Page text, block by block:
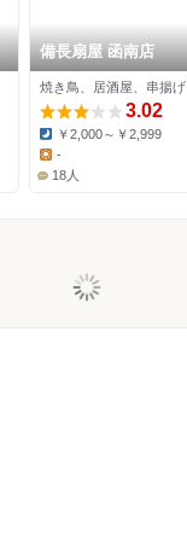
備長扇屋 函南店
焼き鳥、居酒屋、串揚げ
3.02
Dinner:
￥2,000～￥2,999
Lunch:
-
18人